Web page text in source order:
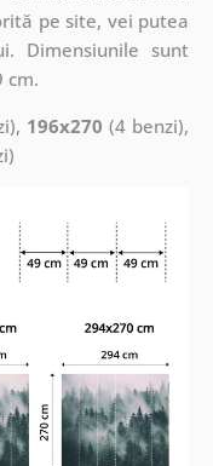
pe site, vei putea
Dimensiunile sunt
cm.
196x270 (4 benzi),